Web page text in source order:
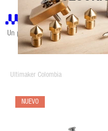
Un portal de
Ultimaker Colombia
NUEVO